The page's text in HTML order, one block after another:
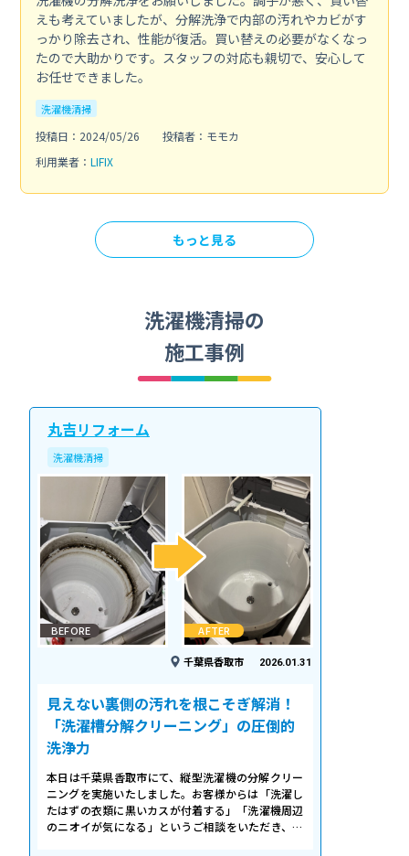
えも考えていましたが、分解洗浄で内部の汚れやカビがす
っかり除去され、性能が復活。買い替えの必要がなくなっ
たので大助かりです。スタッフの対応も親切で、安心して
お任せできました。
洗濯機清掃
投稿日：2024/05/26
投稿者：モモカ
利用業者： LIFIX
もっと見る
洗濯機清掃の
施工事例
丸吉リフォーム
洗濯機清掃
BEFORE AFTER
千葉県香取市 2026.01.31
見えない裏側の汚れを根こそぎ解消！
「洗濯槽分解クリーニング」の圧倒的
洗浄力
本日は千葉県香取市にて、縦型洗濯機の分解クリー
ニングを実施いたしました。お客様からは「洗濯し
たはずの衣類に黒いカスが付着する」「洗濯機周辺
のニオイが気になる」というご相談をいただき、内